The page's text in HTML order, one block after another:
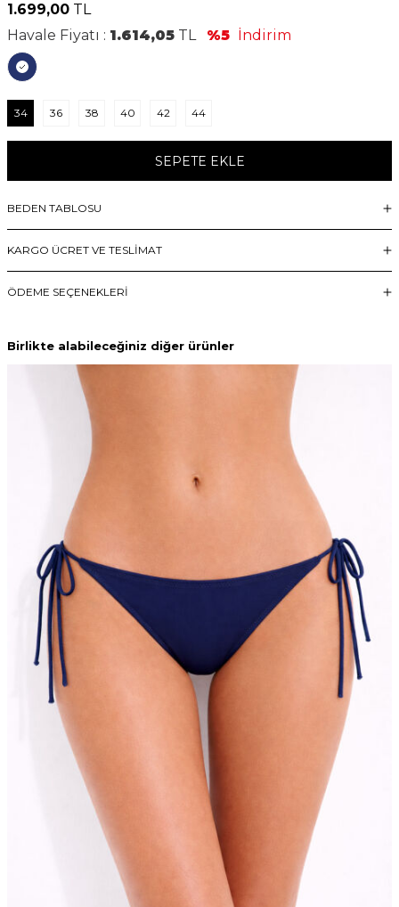
1.699,00 TL
Havale Fiyatı : 1.614,05 TL %5 İndirim
34 36 38 40 42 44
SEPETE EKLE
BEDEN TABLOSU
KARGO ÜCRET VE TESLİMAT
ÖDEME SEÇENEKLERI
Birlikte alabileceğiniz diğer ürünler